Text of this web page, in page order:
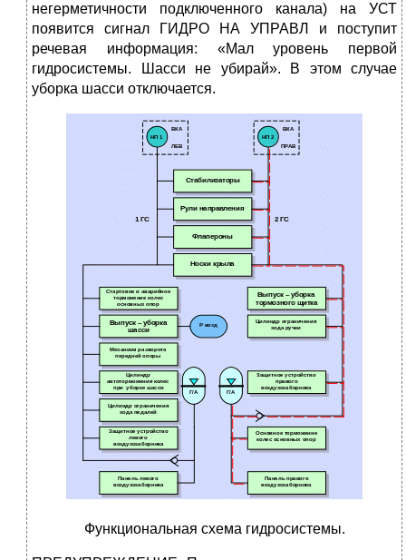
негерметичности подключенного канала) на УСТ
появится сигнал ГИДРО НА УПРАВЛ и поступит
речевая информация: «Мал уровень первой
гидросистемы. Шасси не убирай». В этом случае
уборка шасси отключается.
Функциональная схема гидросистемы.